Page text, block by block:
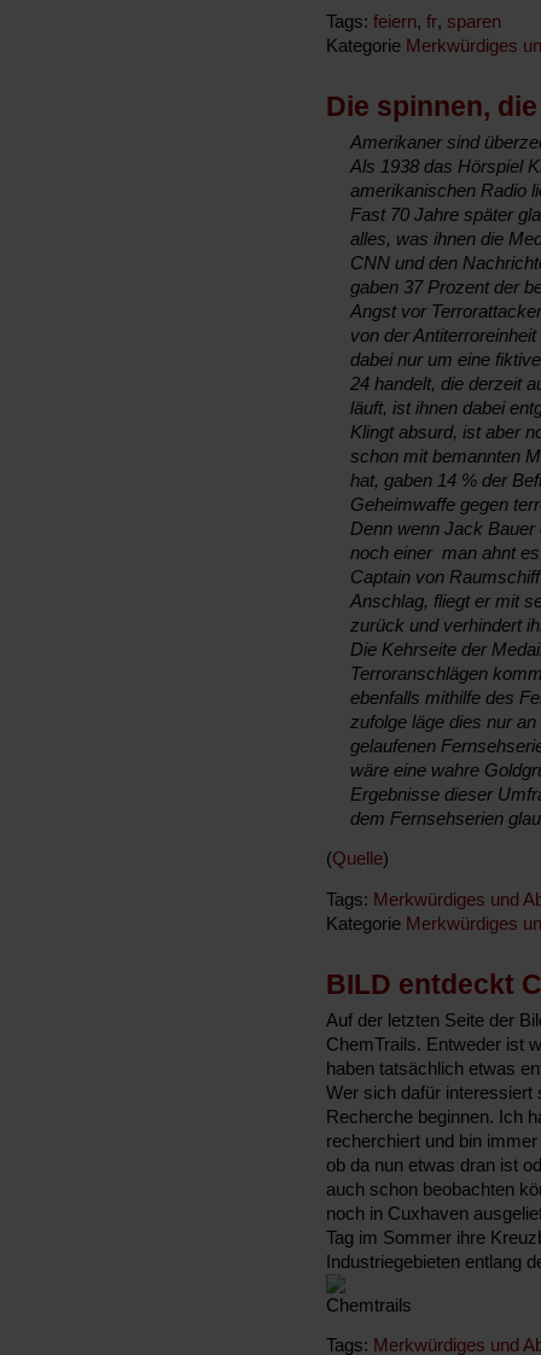
Tags: feiern, fr, sparen
Kategorie Merkwürdiges
Die spinnen,
Amerikaner sind
Als 1938 das Hörspiel
amerikanischen Radio
Fast 70 Jahre später
alles, was ihnen die
CNN und den
gaben 37 Prozent der
Angst vor
von der
dabei nur um eine
24 handelt, die
läuft, ist ihnen dabei
Klingt absurd, ist aber
schon mit bemannten
hat, gaben 14 % der
Geheimwaffe gegen
Denn wenn Jack
noch einer  man ahnt
Captain von
Anschlag, fliegt er mit
zurück und verhindert
Die Kehrseite der
Terroranschlägen
ebenfalls mithilfe des
zufolge läge dies nur
gelaufenen
wäre eine wahre
Ergebnisse dieser
dem Fernsehserien
(Quelle)
Tags: Merkwürdiges und
Kategorie Merkwürdiges
BILD entdeckt
Auf der letzten Seite der
ChemTrails. Entweder ist
haben tatsächlich etwas
Wer sich dafür interessiert
Recherche beginnen. Ich
recherchiert und bin
ob da nun etwas dran ist
auch schon beobachten
noch in Cuxhaven
Tag im Sommer ihre
Industriegebieten entlang
Tags: Merkwürdiges und